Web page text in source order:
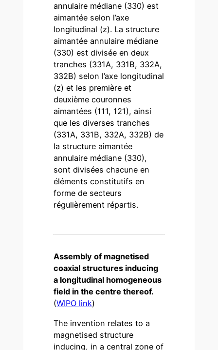
annulaire médiane (330) est
aimantée selon l’axe
longitudinal (z). La structure
aimantée annulaire médiane
(330) est divisée en deux
tranches (331A, 331B, 332A,
332B) selon l’axe longitudinal
(z) et les première et
deuxième couronnes
aimantées (111, 121), ainsi
que les diverses tranches
(331A, 331B, 332A, 332B) de
la structure aimantée
annulaire médiane (330),
sont divisées chacune en
éléments constitutifs en
forme de secteurs
régulièrement répartis.
Assembly of magnetised
coaxial structures inducing
a longitudinal homogeneous
field in the centre thereof.
(WIPO link)
The invention relates to a
magnetised structure
inducing, in a central zone of